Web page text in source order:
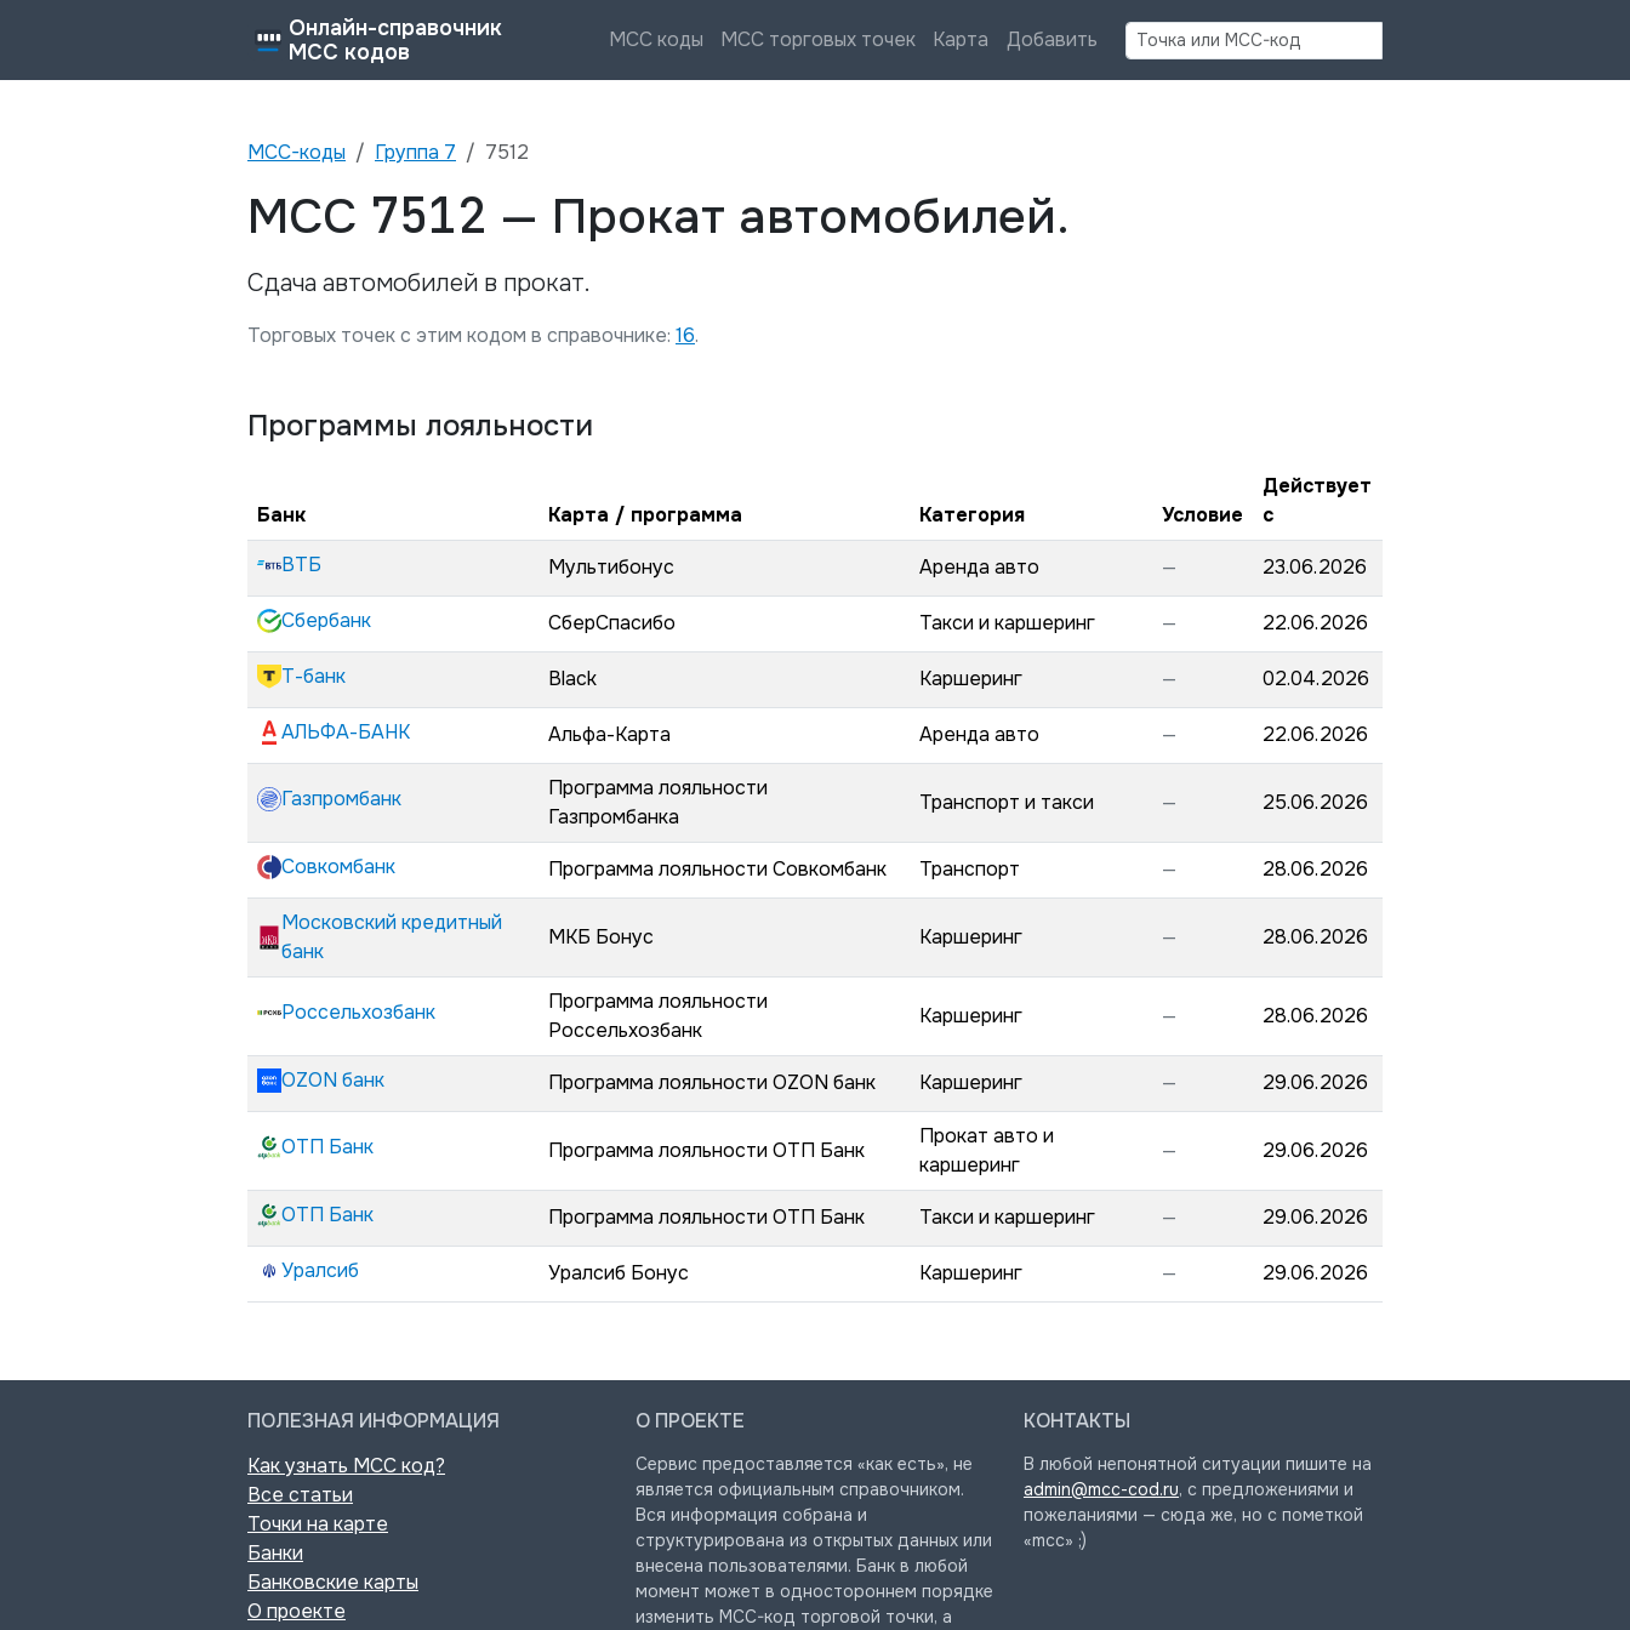
Онлайн-справочник
MCC кодов
MCC коды MCC торговых точек Карта Добавить Найти
MCC-коды Группа 7 7512
MCC 7512 — Прокат автомобилей.
Сдача автомобилей в прокат.
Торговых точек с этим кодом в справочнике: 16.
Программы лояльности
Банк Карта / программа Категория Условие
Действует
с
ВТБ
Мультибонус Аренда авто — 23.06.2026
Сбербанк СберСпасибо Такси и каршеринг — 22.06.2026
Т-банк Black Каршеринг — 02.04.2026
АЛЬФА-БАНК Альфа-Карта Аренда авто — 22.06.2026
Газпромбанк
Программа лояльности
Газпромбанка
Транспорт и такси — 25.06.2026
Совкомбанк Программа лояльности Совкомбанк Транспорт — 28.06.2026
Московский кредитный
банк
МКБ Бонус Каршеринг — 28.06.2026
Россельхозбанк
Программа лояльности
Россельхозбанк
Каршеринг — 28.06.2026
OZON банк Программа лояльности OZON банк Каршеринг — 29.06.2026
ОТП Банк Программа лояльности ОТП Банк
Прокат авто и
каршеринг
— 29.06.2026
ОТП Банк Программа лояльности ОТП Банк Такси и каршеринг — 29.06.2026
Уралсиб Уралсиб Бонус Каршеринг — 29.06.2026
ПОЛЕЗНАЯ ИНФОРМАЦИЯ
Как узнать MCC код?
Все статьи
Точки на карте
Банки
Банковские карты
О проекте
О ПРОЕКТЕ
Сервис предоставляется «как есть», не
является официальным справочником.
Вся информация собрана и
структурирована из открытых данных или
внесена пользователями. Банк в любой
момент может в одностороннем порядке
изменить MCC-код торговой точки, а
КОНТАКТЫ
В любой непонятной ситуации пишите на
admin@mcc-cod.ru, с предложениями и
пожеланиями — сюда же, но с пометкой
«mcc» ;)